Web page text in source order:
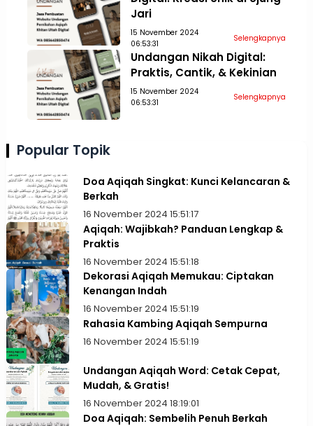
Jari
15 November 2024
06:53:31
Selengkapnya
Undangan Nikah Digital:
Praktis, Cantik, & Kekinian
15 November 2024
06:53:31
Selengkapnya
Popular Topik
Doa Aqiqah Singkat: Kunci Kelancaran &
Berkah
16 November 2024 15:51:17
Aqiqah: Wajibkah? Panduan Lengkap &
Praktis
16 November 2024 15:51:18
Dekorasi Aqiqah Memukau: Ciptakan
Kenangan Indah
16 November 2024 15:51:19
Rahasia Kambing Aqiqah Sempurna
16 November 2024 15:51:19
Undangan Aqiqah Word: Cetak Cepat,
Mudah, & Gratis!
16 November 2024 18:19:01
Doa Aqiqah: Sembelih Penuh Berkah